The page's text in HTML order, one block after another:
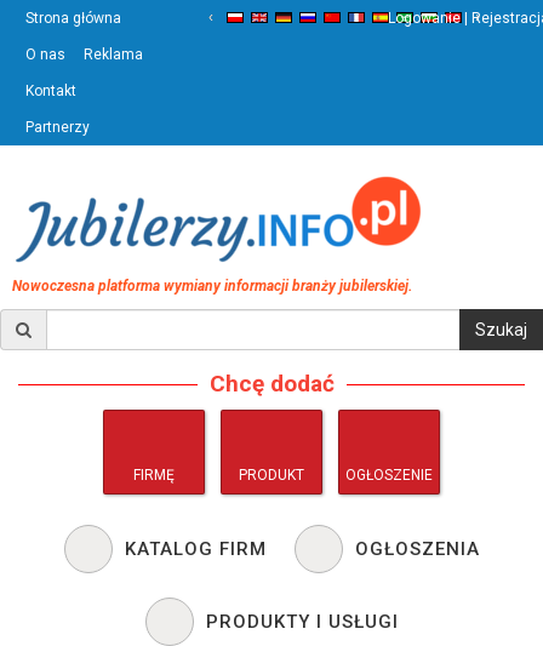
Strona główna
O nas Reklama
Kontakt
Partnerzy
‹ ›
Logowanie |
Nowoczesna platforma wymiany informacji branży jubilerskiej.
Chcę dodać
FIRMĘ PRODUKT OGŁOSZENIE
KATALOG FIRM OGŁOSZENIA
PRODUKTY I USŁUGI